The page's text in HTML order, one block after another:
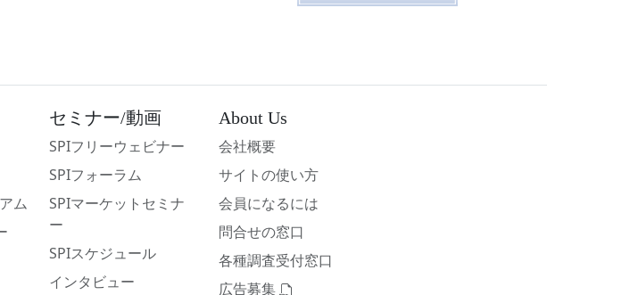
ム
セミナー/動画
SPIフリーウェビナー
SPIフォーラム
SPIマーケットセミナ
ー
SPIスケジュール
インタビュー
About Us
会社概要
サイトの使い方
会員になるには
問合せの窓口
各種調査受付窓口
広告募集